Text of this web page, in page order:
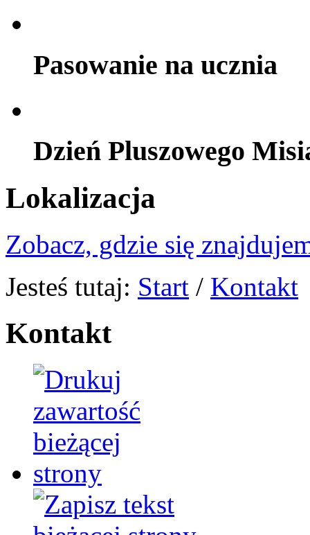
Pasowanie na ucznia
Dzień Pluszowego
Lokalizacja
Zobacz, gdzie się
Jesteś tutaj: Start / Kontakt
Kontakt